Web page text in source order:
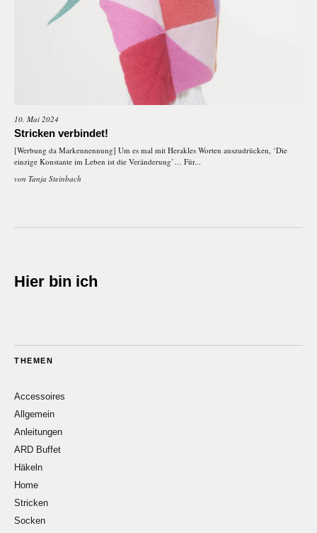
10. Mai 2024
Stricken verbindet!
[Werbung da Markennennung] Um es mal mit Herakles Worten auszudrücken, ‘Die
einzige Konstante im Leben ist die Veränderung’… Für...
von Tanja Steinbach
Hier bin ich
THEMEN
Accessoires
Allgemein
Anleitungen
ARD Buffet
Häkeln
Home
Stricken
Socken